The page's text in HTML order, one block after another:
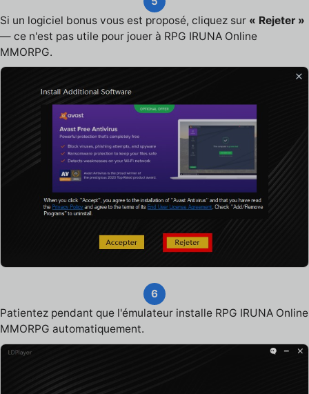
Si un logiciel bonus vous est proposé, cliquez sur « Rejeter »
— ce n'est pas utile pour jouer à RPG IRUNA Online
MMORPG.
6
Patientez pendant que l'émulateur installe RPG IRUNA Online
MMORPG automatiquement.